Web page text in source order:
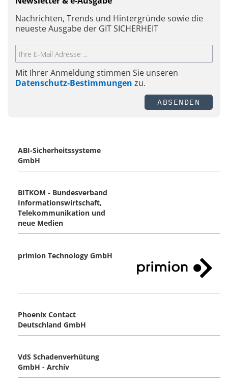
Nachrichten, Trends und Hintergründe sowie die
neueste Ausgabe der GIT SICHERHEIT
Mit Ihrer Anmeldung stimmen Sie unseren
Datenschutz-Bestimmungen zu.
ABSENDEN
ABI-Sicherheitssysteme
GmbH
BITKOM - Bundesverband
Informationswirtschaft,
Telekommunikation und
neue Medien
primion Technology GmbH
Phoenix Contact
Deutschland GmbH
VdS Schadenverhütung
GmbH - Archiv